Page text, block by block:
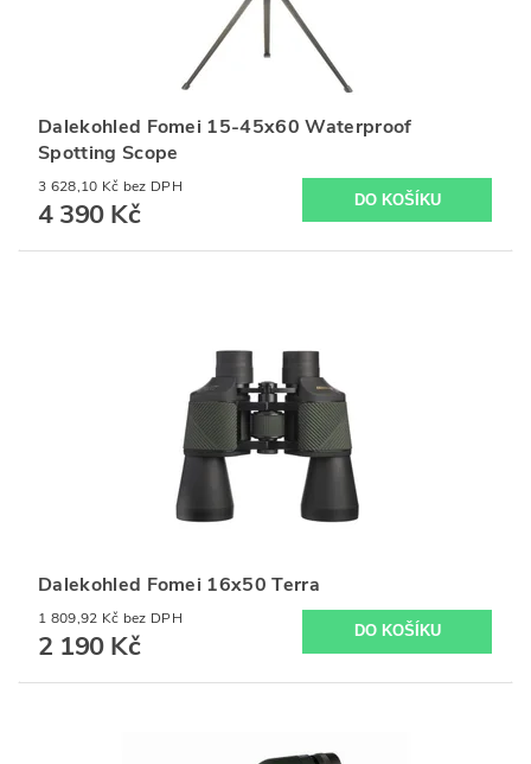
Dalekohled Fomei 15-45x60 Waterproof
Spotting Scope
3 628,10 Kč bez DPH
4 390 Kč
Dalekohled Fomei 16x50 Terra
1 809,92 Kč bez DPH
2 190 Kč